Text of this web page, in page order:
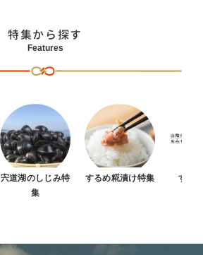
特集から探す
Features
宍道湖のしじみ特
集
するめ糀漬け特集 すべ